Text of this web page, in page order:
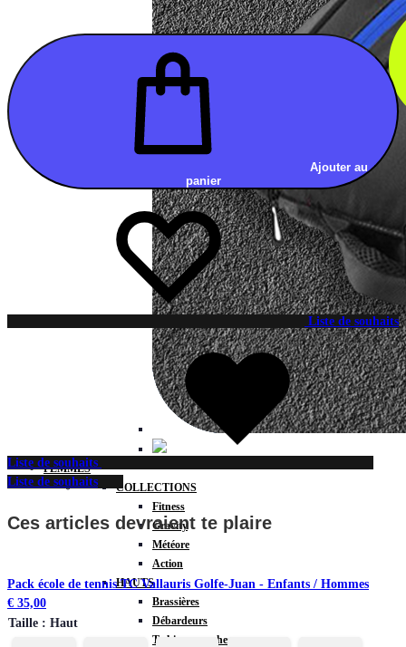
FEMMES
COLLECTIONS
Fitness
Gravity
Météore
Action
HAUTS
Brassières
Débardeurs
T-shirts manches courtes
Ajouter au
panier
Liste de souhaits
Liste de souhaits
Liste de souhaits
Ces articles devraient te plaire
Pack école de tennis TC Vallauris Golfe-Juan - Enfants / Hommes
€ 35,00
Taille : Haut